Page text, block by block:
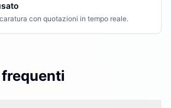
con quotazioni in tempo reale.